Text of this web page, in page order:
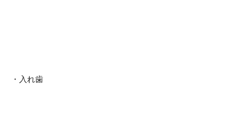
・入れ歯